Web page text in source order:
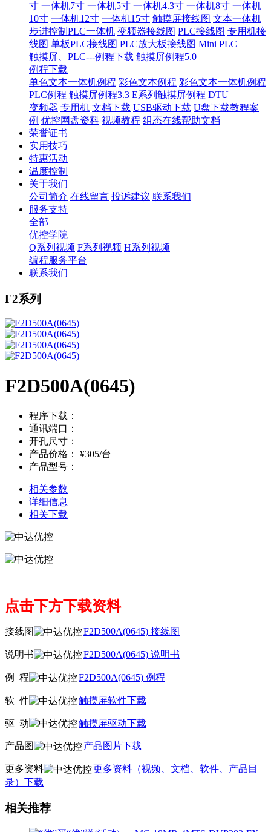
寸 一体机7寸 一体机5寸 一体机4.3寸 一体机8寸 一体机
10寸 一体机12寸 一体机15寸 触摸屏接线图 文本一体机
步进控制PLC一体机 变频器接线图 PLC接线图 专用机接
线图 单板PLC接线图 PLC放大板接线图 Mini PLC
触摸屏、PLC---例程下载 触摸屏例程5.0
例程下载
单色文本一体机例程 彩色文本例程 彩色文本一体机例程
PLC例程 触摸屏例程3.3 E系列触摸屏例程 DTU
变频器 专用机 文档下载 USB驱动下载 U盘下载教程案
例 优控网盘资料 视频教程 组态在线帮助文档
荣誉证书
实用技巧
特惠活动
温度控制
关于我们
公司简介 在线留言 投诉建议 联系我们
服务支持
全部
优控学院
Q系列视频 F系列视频 H系列视频
编程服务平台
联系我们
F2系列
F2D500A(0645)
程序下载：
通讯端口：
开孔尺寸：
产品价格：
¥305/台
产品型号：
相关参数
详细信息
相关下载
点击下方下载资料
接线图 F2D500A(0645) 接线图
说明书 F2D500A(0645) 说明书
例 程 F2D500A(0645) 例程
软 件 触摸屏软件下载
驱 动 触摸屏驱动下载
产品图 产品图片下载
更多资料
更多资料（视频、文档、软件、产品目
录）下载
相关推荐